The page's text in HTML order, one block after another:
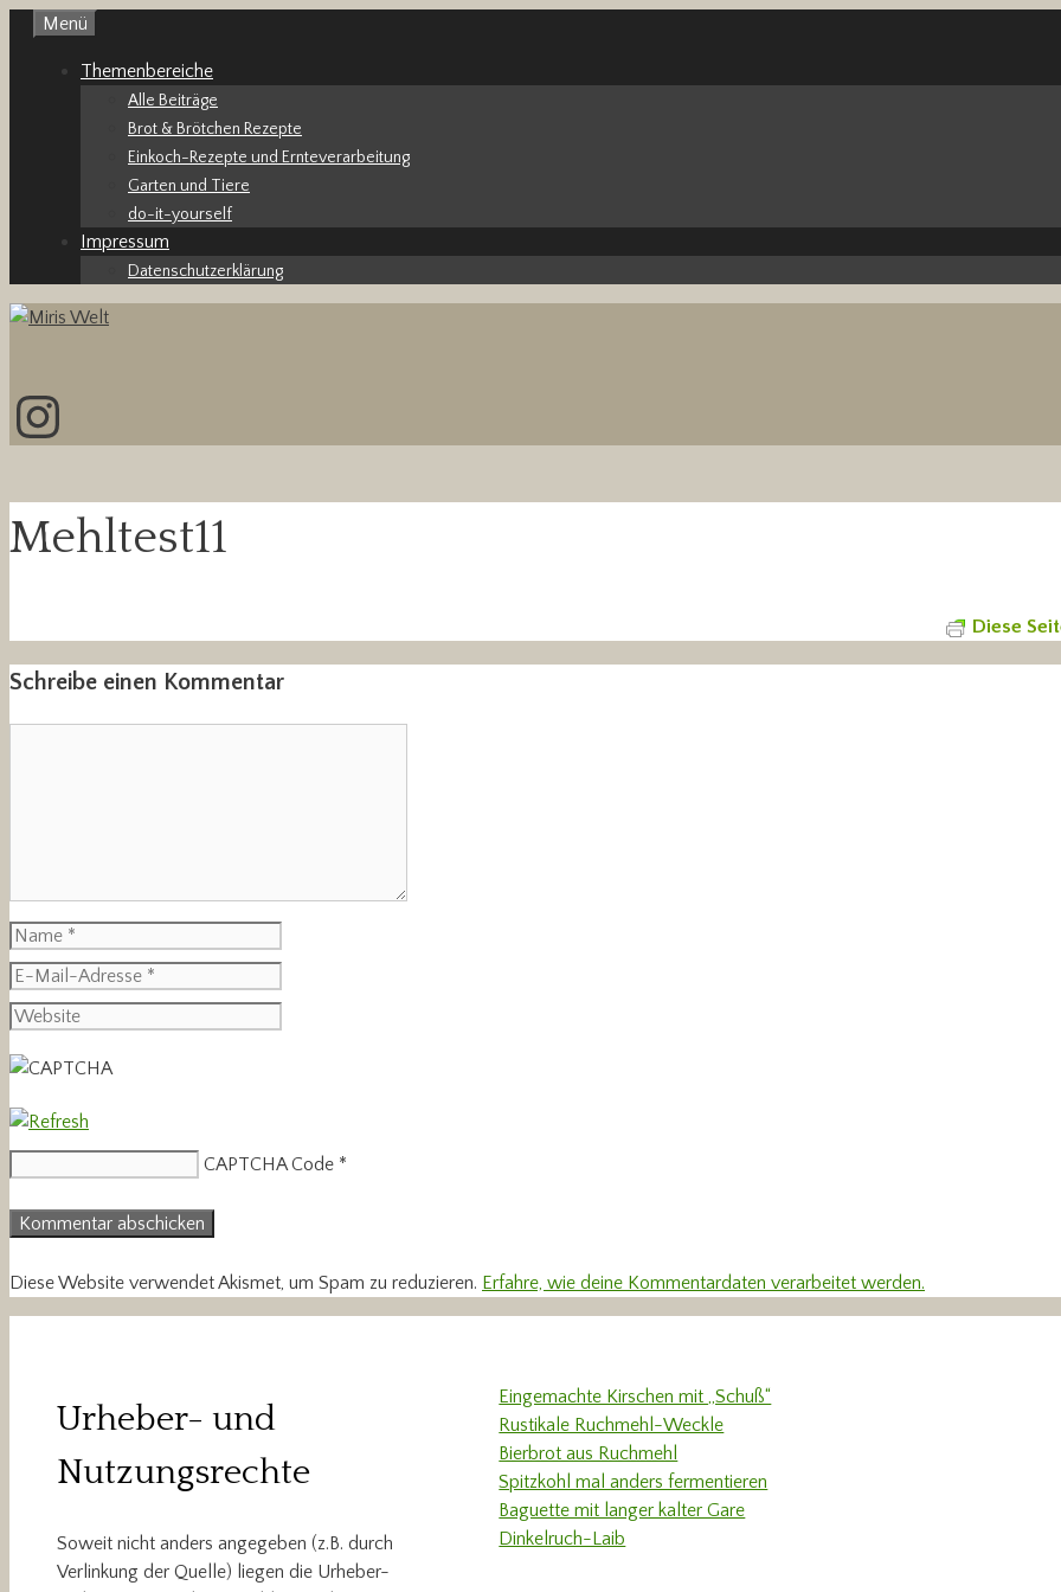
springen
Menü
Themenbereiche
Alle Beiträge
Brot & Brötchen Rezepte
Einkoch-Rezepte und Ernteverarbeitung
Garten und Tiere
do-it-yourself
Impressum
Datenschutzerklärung
Instagram
Mehltest11
Diese
Schreibe einen Kommentar
Name
E-
Mail-
Adresse
Website
CAPTCHA Code *
Diese Website verwendet Akismet, um Spam zu reduzieren. Erfahre, wie deine Kommentardaten verarbeitet werden.
Urheber- und
Nutzungsrechte
Soweit nicht anders angegeben (z.B. durch
Verlinkung der Quelle) liegen die Urheber-
Eingemachte Kirschen mit „Schuß“
Rustikale Ruchmehl-Weckle
Bierbrot aus Ruchmehl
Spitzkohl mal anders fermentieren
Baguette mit langer kalter Gare
Dinkelruch-Laib